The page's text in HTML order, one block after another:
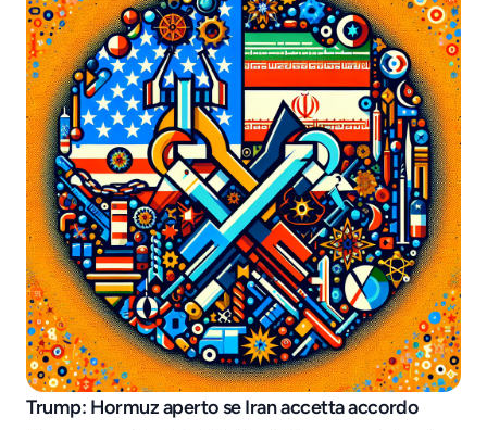
Job openings
Trump: Hormuz aperto se Iran accetta accordo